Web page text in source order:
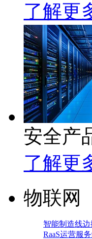
了解更
安全产
了解更
物联网
智能制造线
RaaS运营服